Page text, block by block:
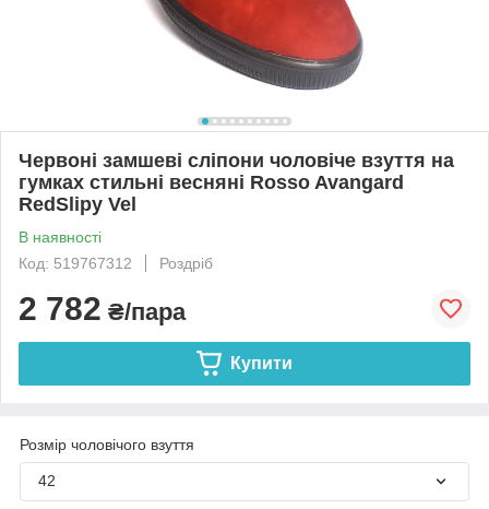
Червоні замшеві сліпони чоловіче взуття на
гумках стильні весняні Rosso Avangard
RedSlipy Vel
В наявності
Код: 519767312
Роздріб
2 782 ₴/пара
Купити
Розмір чоловічого взуття
42